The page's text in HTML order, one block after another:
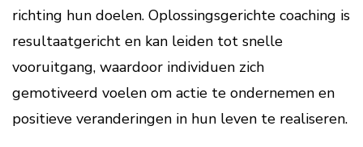
richting hun doelen. Oplossingsgerichte coaching is
resultaatgericht en kan leiden tot snelle
vooruitgang, waardoor individuen zich
gemotiveerd voelen om actie te ondernemen en
positieve veranderingen in hun leven te realiseren.